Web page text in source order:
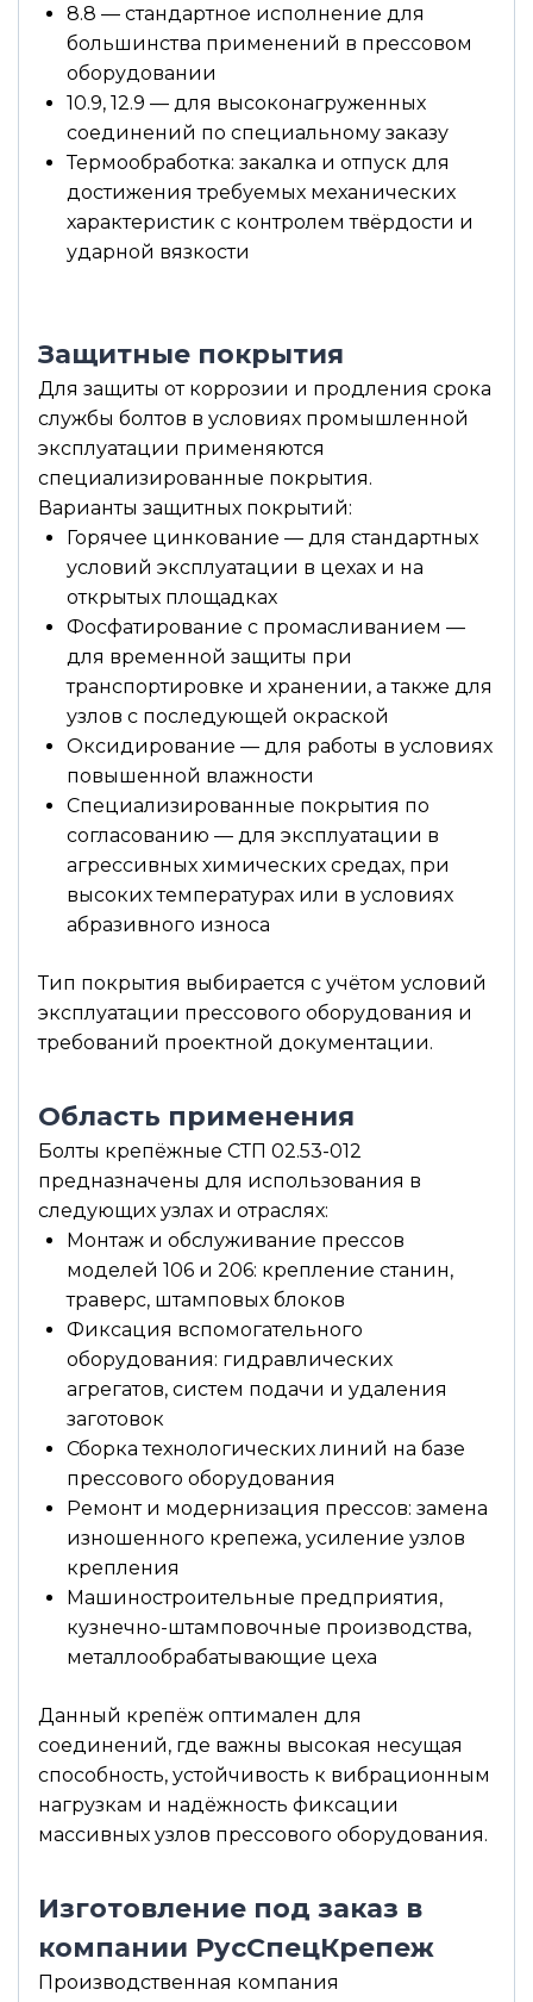
8.8 — стандартное исполнение для
большинства применений в прессовом
оборудовании
10.9, 12.9 — для высоконагруженных
соединений по специальному заказу
Термообработка: закалка и отпуск для
достижения требуемых механических
характеристик с контролем твёрдости и
ударной вязкости
Защитные покрытия
Для защиты от коррозии и продления срока
службы болтов в условиях промышленной
эксплуатации применяются
специализированные покрытия.
Варианты защитных покрытий:
Горячее цинкование — для стандартных
условий эксплуатации в цехах и на
открытых площадках
Фосфатирование с промасливанием —
для временной защиты при
транспортировке и хранении, а также для
узлов с последующей окраской
Оксидирование — для работы в условиях
повышенной влажности
Специализированные покрытия по
согласованию — для эксплуатации в
агрессивных химических средах, при
высоких температурах или в условиях
абразивного износа
Тип покрытия выбирается с учётом условий
эксплуатации прессового оборудования и
требований проектной документации.
Область применения
Болты крепёжные СТП 02.53-012
предназначены для использования в
следующих узлах и отраслях:
Монтаж и обслуживание прессов
моделей 106 и 206: крепление станин,
траверс, штамповых блоков
Фиксация вспомогательного
оборудования: гидравлических
агрегатов, систем подачи и удаления
заготовок
Сборка технологических линий на базе
прессового оборудования
Ремонт и модернизация прессов: замена
изношенного крепежа, усиление узлов
крепления
Машиностроительные предприятия,
кузнечно-штамповочные производства,
металлообрабатывающие цеха
Данный крепёж оптимален для
соединений, где важны высокая несущая
способность, устойчивость к вибрационным
нагрузкам и надёжность фиксации
массивных узлов прессового оборудования.
Изготовление под заказ в
компании РусСпецКрепеж
Производственная компания